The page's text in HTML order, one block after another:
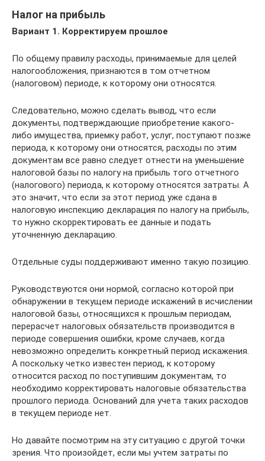
Налог на прибыль
Вариант 1. Корректируем прошлое
По общему правилу расходы, принимаемые для целей
налогообложения, признаются в том отчетном
(налоговом) периоде, к которому они относятся.
Следовательно, можно сделать вывод, что если
документы, подтверждающие приобретение какого-
либо имущества, приемку работ, услуг, поступают позже
периода, к которому они относятся, расходы по этим
документам все равно следует отнести на уменьшение
налоговой базы по налогу на прибыль того отчетного
(налогового) периода, к которому относятся затраты. А
это значит, что если за этот период уже сдана в
налоговую инспекцию декларация по налогу на прибыль,
то нужно скорректировать ее данные и подать
уточненную декларацию.
Отдельные суды поддерживают именно такую позицию.
Руководствуются они нормой, согласно которой при
обнаружении в текущем периоде искажений в исчислении
налоговой базы, относящихся к прошлым периодам,
перерасчет налоговых обязательств производится в
периоде совершения ошибки, кроме случаев, когда
невозможно определить конкретный период искажения.
А поскольку четко известен период, к которому
относится расход по поступившим документам, то
необходимо корректировать налоговые обязательства
прошлого периода. Оснований для учета таких расходов
в текущем периоде нет.
Но давайте посмотрим на эту ситуацию с другой точки
зрения. Что произойдет, если мы учтем затраты по